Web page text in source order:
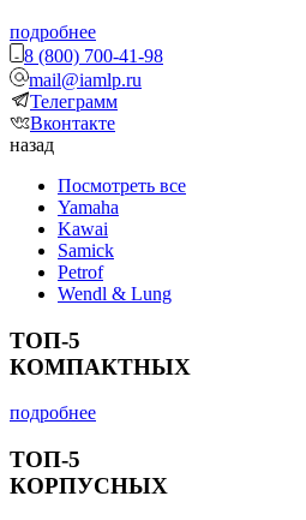
подробнее
8 (800) 700-41-98
mail@iamlp.ru
Телеграмм
Вконтакте
назад
Посмотреть все
Yamaha
Kawai
Samick
Petrof
Wendl & Lung
ТОП-5
КОМПАКТНЫХ
подробнее
ТОП-5
КОРПУСНЫХ